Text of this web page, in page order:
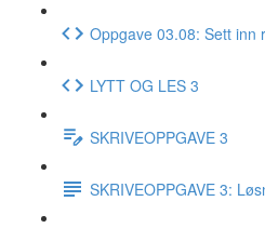
Oppgave 03.08: Sett inn
LYTT OG LES 3
SKRIVEOPPGAVE 3
SKRIVEOPPGAVE 3: